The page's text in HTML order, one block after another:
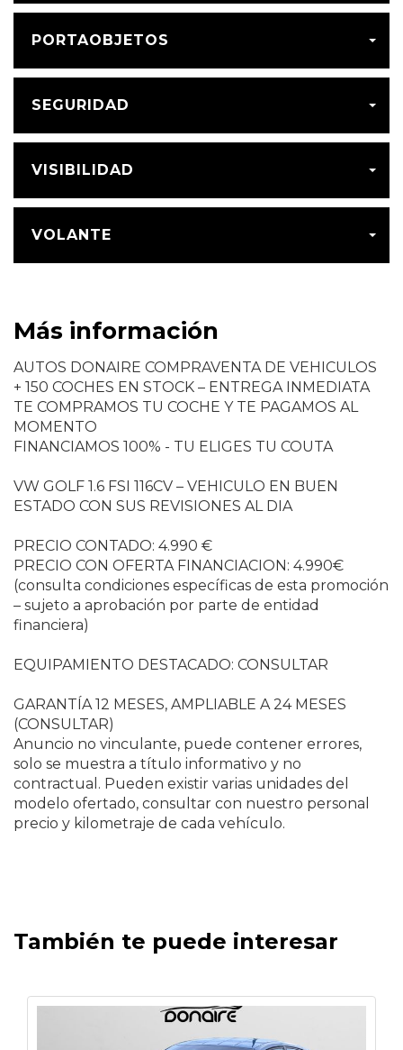
PORTAOBJETOS
SEGURIDAD
VISIBILIDAD
VOLANTE
Más información
AUTOS DONAIRE COMPRAVENTA DE VEHICULOS
+ 150 COCHES EN STOCK – ENTREGA INMEDIATA
TE COMPRAMOS TU COCHE Y TE PAGAMOS AL
MOMENTO
FINANCIAMOS 100% - TU ELIGES TU COUTA
VW GOLF 1.6 FSI 116CV – VEHICULO EN BUEN
ESTADO CON SUS REVISIONES AL DIA
PRECIO CONTADO: 4.990 €
PRECIO CON OFERTA FINANCIACION: 4.990€
(consulta condiciones específicas de esta promoción
– sujeto a aprobación por parte de entidad
financiera)
EQUIPAMIENTO DESTACADO: CONSULTAR
GARANTÍA 12 MESES, AMPLIABLE A 24 MESES
(CONSULTAR)
Anuncio no vinculante, puede contener errores,
solo se muestra a título informativo y no
contractual. Pueden existir varias unidades del
modelo ofertado, consultar con nuestro personal
precio y kilometraje de cada vehículo.
También te puede interesar